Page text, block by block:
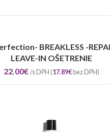
PRIDAŤ DO KOŠÍKA
BREAKLESS -
LEAVE-IN OŠETRENIE
22.00€ /s DPH (17.89€bez DPH)